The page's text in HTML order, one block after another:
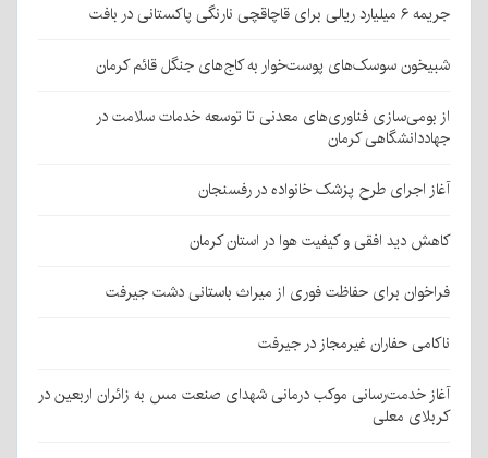
جریمه ۶ میلیارد ریالی برای قاچاقچی نارنگی پاکستانی در بافت
شبیخون سوسک‌های پوست‌خوار به کاج‌های جنگل قائم کرمان
از بومی‌سازی فناوری‌های معدنی تا توسعه خدمات سلامت در
جهاددانشگاهی کرمان
آغاز اجرای طرح پزشک خانواده در رفسنجان
کاهش دید افقی و کیفیت هوا در استان کرمان
فراخوان برای حفاظت فوری از میراث باستانی دشت جیرفت
ناکامی حفاران غیرمجاز در جیرفت
آغاز خدمت‌رسانی موکب درمانی شهدای صنعت مس به زائران اربعین در
کربلای معلی